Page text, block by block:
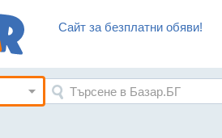
Сайт за безплатни обяви!